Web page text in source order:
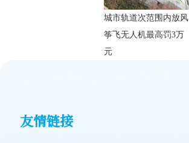
城市轨道次范围内放风
筝飞无人机最高罚3万
元
友情链接